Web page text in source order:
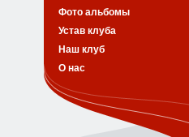
Фото альбомы
Устав клуба
Наш клуб
О нас